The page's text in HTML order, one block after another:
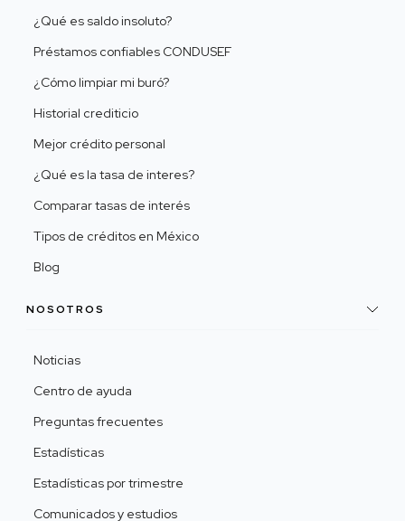
¿Qué es saldo insoluto?
Préstamos confiables CONDUSEF
¿Cómo limpiar mi buró?
Historial crediticio
Mejor crédito personal
¿Qué es la tasa de interes?
Comparar tasas de interés
Tipos de créditos en México
Blog
NOSOTROS
Noticias
Centro de ayuda
Preguntas frecuentes
Estadísticas
Estadísticas por trimestre
Comunicados y estudios